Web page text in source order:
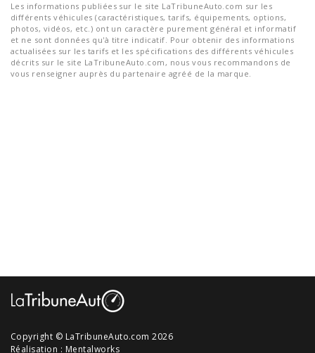
Les informations publiées sur le site LaTribuneAuto.com sur les
différents véhicules (caractéristiques, tarifs, équipements, options,
photos, vidéos, etc.) ont un caractère purement général et informatif
et ne sont données qu'à titre indicatif. Pour obtenir des informations
actualisées sur les tarifs et les spécifications des différents véhicules
décrits sur le site LaTribuneAuto.com, nous vous recommandons de
vous renseigner auprès du partenaire agréé de la marque.
Copyright © LaTribuneAuto.com 2026
Réalisation : Mentalworks